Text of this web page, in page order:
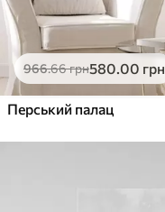
966.66грн580.00 грн
Перський палац